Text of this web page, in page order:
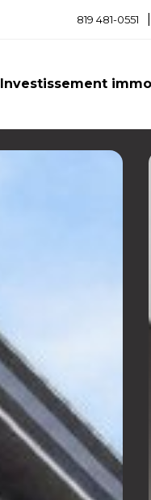
819 481-0551
Investissement